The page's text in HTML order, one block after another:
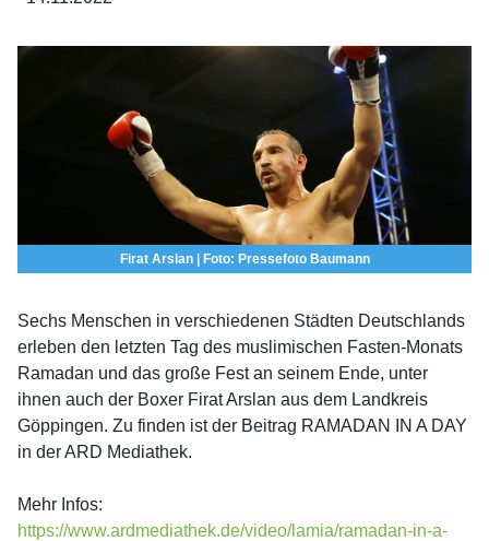
Firat Arslan | Foto: Pressefoto Baumann
Sechs Menschen in verschiedenen Städten Deutschlands
erleben den letzten Tag des muslimischen Fasten-Monats
Ramadan und das große Fest an seinem Ende, unter
ihnen auch der Boxer Firat Arslan aus dem Landkreis
Göppingen. Zu finden ist der Beitrag RAMADAN IN A DAY
in der ARD Mediathek.
Mehr Infos:
https://www.ardmediathek.de/video/lamia/ramadan-in-a-